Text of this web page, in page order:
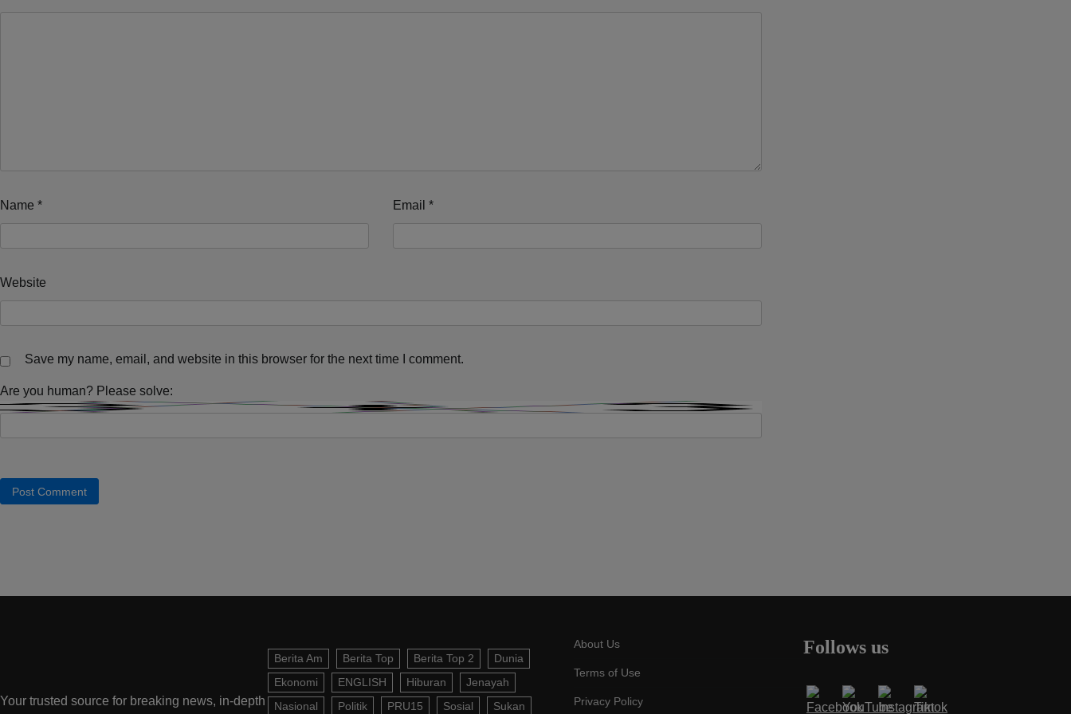
Name * Email *
Website
Save my name, email, and website in this browser for the next time I comment.
Are you human? Please solve:
Your trusted source for breaking news, in-depth
Berita Am Berita Top Berita Top 2
Dunia
Ekonomi
ENGLISH Hiburan
Jenayah
Nasional
Politik PRU15 Sosial Sukan
About Us
Terms of Use
Privacy Policy
Follows us